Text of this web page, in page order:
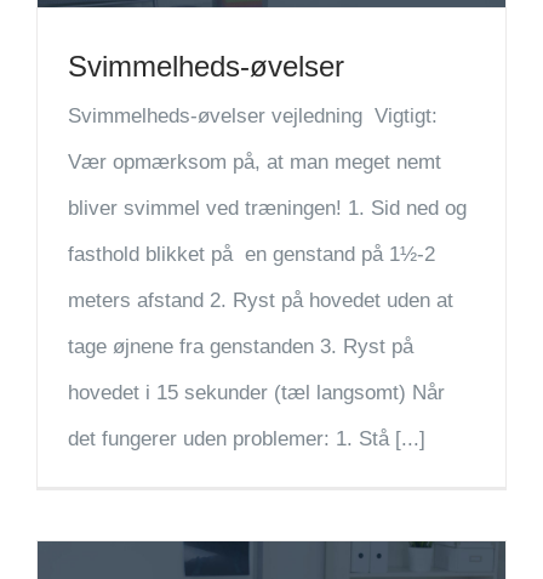
Svimmelheds-øvelser
Svimmelheds-øvelser vejledning Vigtigt:
Vær opmærksom på, at man meget nemt
bliver svimmel ved træningen! 1. Sid ned og
fasthold blikket på en genstand på 1½-2
meters afstand 2. Ryst på hovedet uden at
tage øjnene fra genstanden 3. Ryst på
hovedet i 15 sekunder (tæl langsomt) Når
det fungerer uden problemer: 1. Stå [...]